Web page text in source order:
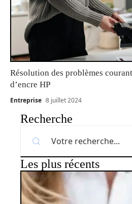
Résolution des problèmes
d’encre HP
Entreprise 8 juillet 2024
Recherche
Les plus récents